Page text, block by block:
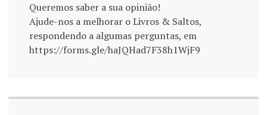
Queremos saber a sua opinião!
Ajude-nos a melhorar o Livros & Saltos,
respondendo a algumas perguntas, em
https://forms.gle/haJQHad7F38h1WjF9